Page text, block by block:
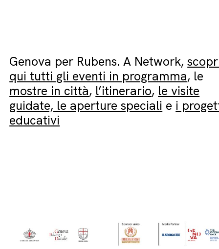
Genova per Rubens. A Network,
qui tutti gli eventi in programma, le
mostre in città, l’itinerario, le visite
guidate, le aperture speciali e i
educativi